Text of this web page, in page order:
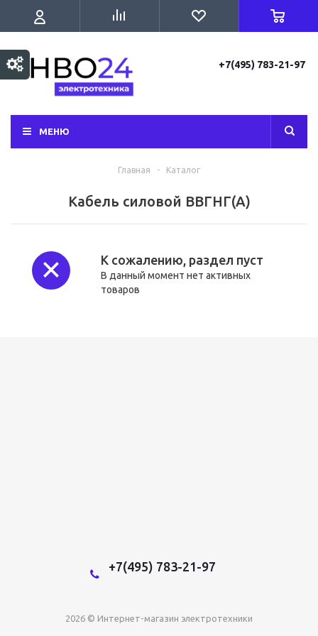
+7(495) 783-21-97
МЕНЮ
Главная - Каталог
Кабель силовой ВВГНГ(А)
К сожалению, раздел пуст
В данный момент нет активных
товаров
+7(495) 783-21-97
2026 © Интернет-магазин электротехники